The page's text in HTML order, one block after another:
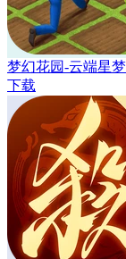
梦幻花园-云端星梦
下载